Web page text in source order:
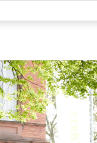
Hauptnavigation